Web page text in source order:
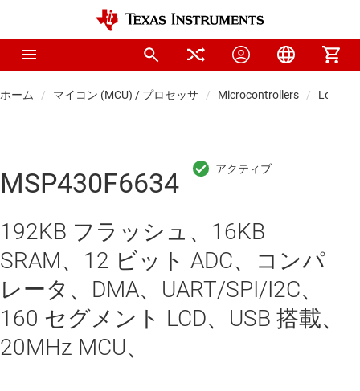
ホーム マイコン (MCU) / プロセッサ Microcontrollers Low-
MSP430F6634
192KB フラッシュ、16KB
SRAM、12 ビット ADC、コンパ
レータ、DMA、UART/SPI/I2C、
160 セグメント LCD、USB 搭載、
20MHz MCU、